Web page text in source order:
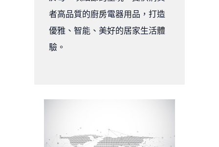
者高品質的廚房電器用品，打造
優雅、智能、美好的居家生活體
驗。